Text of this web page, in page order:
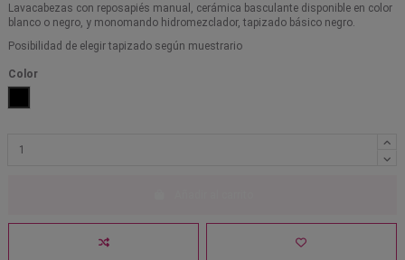
Lavacabezas con reposapiés manual, cerámica basculante disponible en color
blanco o negro, y monomando hidromezclador, tapizado básico negro.
Posibilidad de elegir tapizado según muestrario
Color